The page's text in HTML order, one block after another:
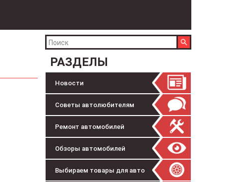
РАЗДЕЛЫ
Новости
Советы автолюбителям
Ремонт автомобилей
Обзоры автомобилей
Выбираем товары для авто